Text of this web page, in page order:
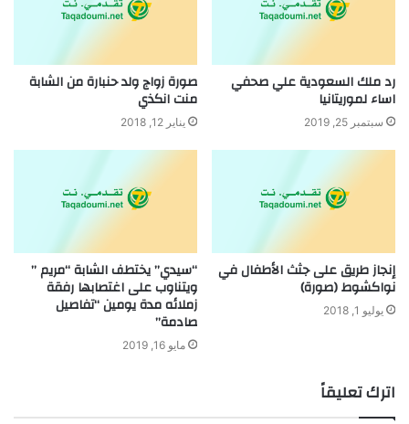
رد ملك السعودية علي صحفي
اساء لموريتانيا
سبتمبر 25, 2019
صورة زواج ولد حنبارة من الشابة
منت انكذي
يناير 12, 2018
إنجاز طريق على جثث الأطفال في
نواكشوط (صورة)
يوليو 1, 2018
“سيدي” يختطف الشابة “مريم ”
ويتناوب على اغتصابها رفقة
زملائه مدة يومين “تفاصيل
صادمة”
مايو 16, 2019
اترك تعليقاً